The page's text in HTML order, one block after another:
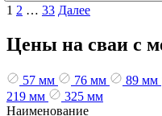
Пагинация
записей
1 2 … 33 Далее
Цены на сваи с
57 мм 76 мм 89 мм
219 мм
325 мм
Наименование